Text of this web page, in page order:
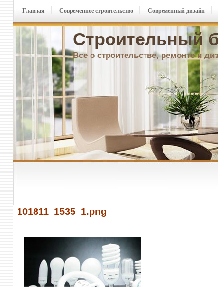
Строительный
Все о строительстве, ремонте и
Главная Современное строительство Современный дизайн
101811_1535_1.png